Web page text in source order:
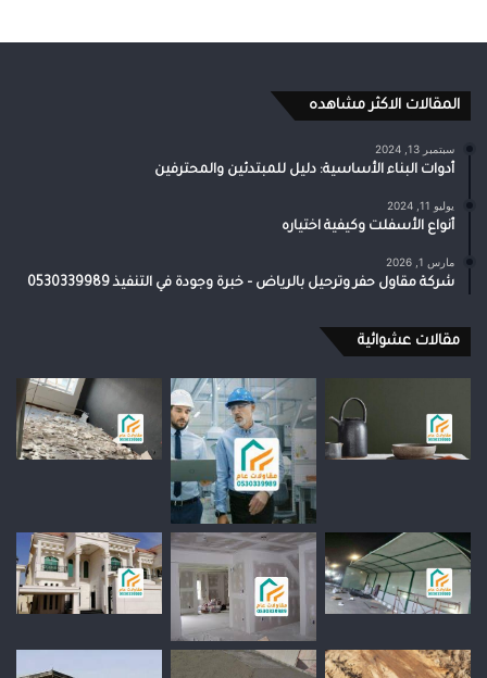
المقالات الاكثر مشاهده
سبتمبر 13, 2024
أدوات البناء الأساسية: دليل للمبتدئين والمحترفين
يوليو 11, 2024
أنواع الأسفلت وكيفية اختياره
مارس 1, 2026
شركة مقاول حفر وترحيل بالرياض – خبرة وجودة في التنفيذ 0530339989
مقالات عشوائية